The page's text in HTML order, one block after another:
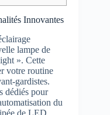
Innovantes
lampe de
». Cette
votre routine
gardistes.
dédiés pour
du